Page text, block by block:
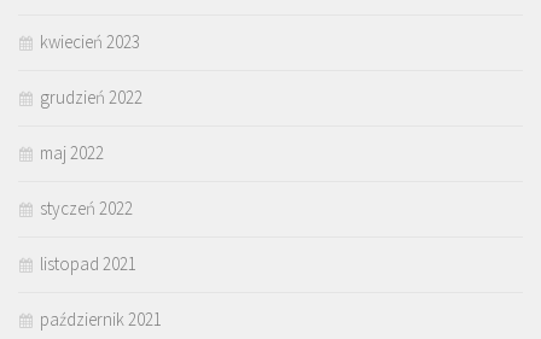
kwiecień 2023
grudzień 2022
maj 2022
styczeń 2022
listopad 2021
październik 2021